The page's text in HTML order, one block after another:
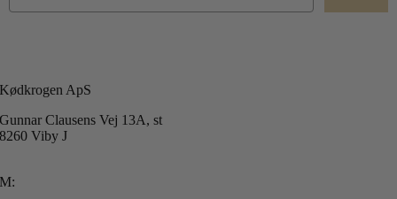
Kødkrogen ApS
Gunnar Clausens Vej 13A, st
8260 Viby J
M: